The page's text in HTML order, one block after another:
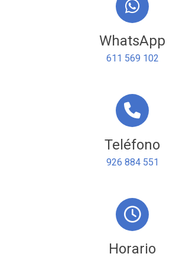
WhatsApp
611 569 102
Teléfono
926 884 551
Horario